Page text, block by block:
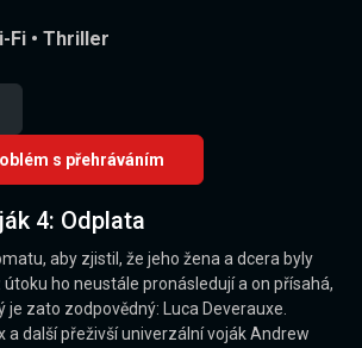
Fi • Thriller
s přehráváním
4: Odplata
aby zjistil, že jeho žena a dcera byly
ho neustále pronásledují a on přísahá,
je zato zodpovědný: Luca Deverauxe.
a další přeživší univerzální voják Andrew